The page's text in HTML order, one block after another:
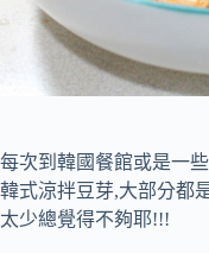
每次到韓國餐館或是一
韓式涼拌豆芽,大部分都
太少總覺得不夠耶!!!